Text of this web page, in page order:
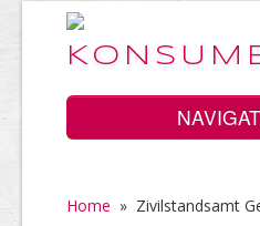
Home
Home » Zivilstandsamt